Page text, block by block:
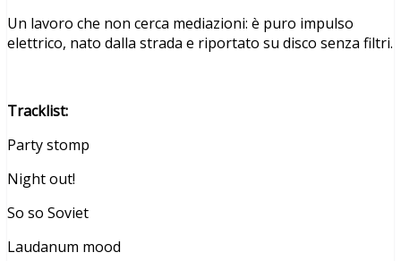
Un lavoro che non cerca mediazioni: è puro impulso
elettrico, nato dalla strada e riportato su disco senza filtri.
Tracklist:
Party stomp
Night out!
So so Soviet
Laudanum mood